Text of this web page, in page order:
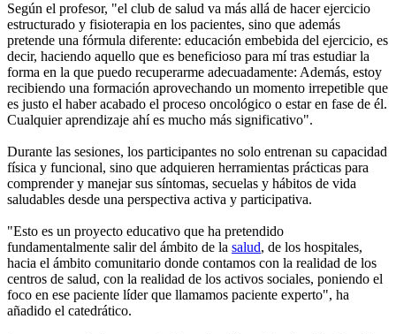
Según el profesor, "el club de salud va más allá de hacer ejercicio
estructurado y fisioterapia en los pacientes, sino que además
pretende una fórmula diferente: educación embebida del ejercicio, es
decir, haciendo aquello que es beneficioso para mí tras estudiar la
forma en la que puedo recuperarme adecuadamente: Además, estoy
recibiendo una formación aprovechando un momento irrepetible que
es justo el haber acabado el proceso oncológico o estar en fase de él.
Cualquier aprendizaje ahí es mucho más significativo".
Durante las sesiones, los participantes no solo entrenan su capacidad
física y funcional, sino que adquieren herramientas prácticas para
comprender y manejar sus síntomas, secuelas y hábitos de vida
saludables desde una perspectiva activa y participativa.
"Esto es un proyecto educativo que ha pretendido
fundamentalmente salir del ámbito de la salud, de los hospitales,
hacia el ámbito comunitario donde contamos con la realidad de los
centros de salud, con la realidad de los activos sociales, poniendo el
foco en ese paciente líder que llamamos paciente experto", ha
añadido el catedrático.